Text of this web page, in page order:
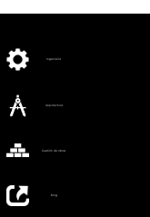
Ingeniería
Arquitectura
Gestión de obras
Blog